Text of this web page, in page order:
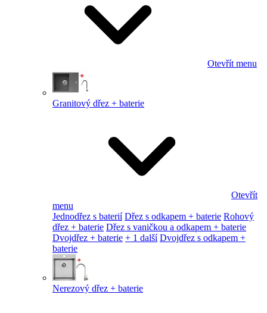
Otevřít menu
Granitový dřez + baterie
Otevřít
menu
Jednodřez s baterií Dřez s odkapem + baterie Rohový
dřez + baterie Dřez s vaničkou a odkapem + baterie
Dvojdřez + baterie + 1 další Dvojdřez s odkapem +
baterie
Nerezový dřez + baterie